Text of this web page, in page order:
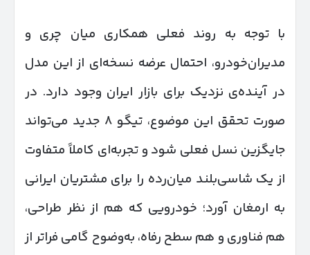
با توجه به روند فعلی همکاری میان چری و
مدیران‌خودرو، احتمال عرضه نسخه‌ای از این مدل
در آینده‌ی نزدیک برای بازار ایران وجود دارد. در
صورت تحقق این موضوع، تیگو ۸ جدید می‌تواند
جایگزین نسل فعلی شود و تجربه‌ای کاملاً متفاوت
از یک شاسی‌بلند میان‌رده را برای مشتریان ایرانی
به ارمغان آورد؛ خودرویی که هم از نظر طراحی،
هم فناوری و هم سطح رفاه، به‌وضوح گامی فراتر از